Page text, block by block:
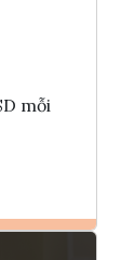
mỗi